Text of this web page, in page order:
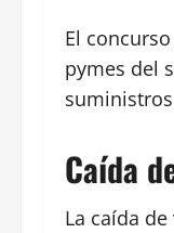
El
pymes del
Caída
La caída